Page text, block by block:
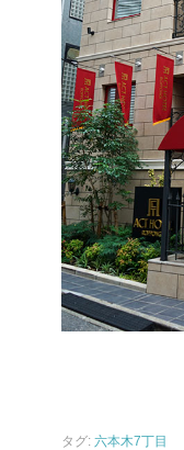
タグ: 六本木7丁目